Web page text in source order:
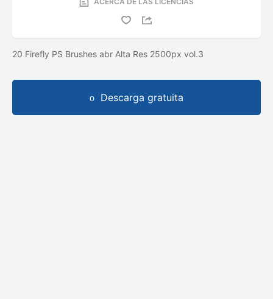
20 Firefly PS Brushes abr Alta Res 2500px vol.3
Descarga gratuita